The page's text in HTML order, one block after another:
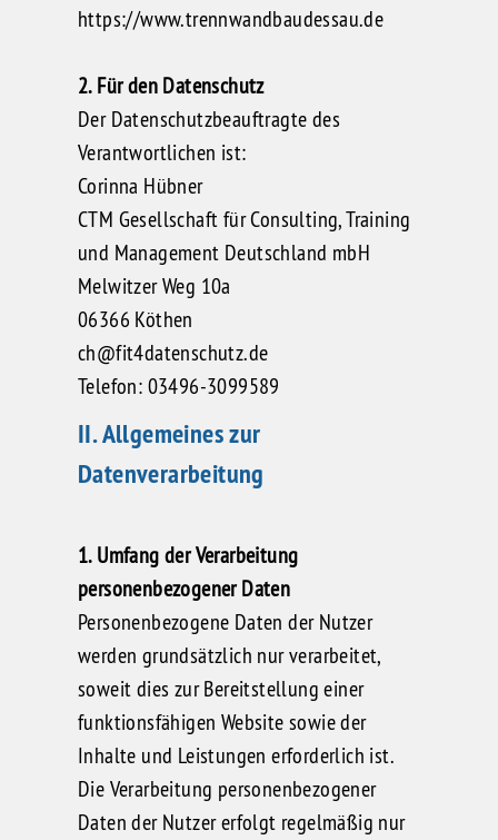
https://www.trennwandbaudessau.de
2. Für den Datenschutz
Der Datenschutzbeauftragte des
Verantwortlichen ist:
Corinna Hübner
CTM Gesellschaft für Consulting, Training
und Management Deutschland mbH
Melwitzer Weg 10a
06366 Köthen
ch@fit4datenschutz.de
Telefon: 03496-3099589
II. Allgemeines zur
Datenverarbeitung
1. Umfang der Verarbeitung
personenbezogener Daten
Personenbezogene Daten der Nutzer
werden grundsätzlich nur verarbeitet,
soweit dies zur Bereitstellung einer
funktionsfähigen Website sowie der
Inhalte und Leistungen erforderlich ist.
Die Verarbeitung personenbezogener
Daten der Nutzer erfolgt regelmäßig nur